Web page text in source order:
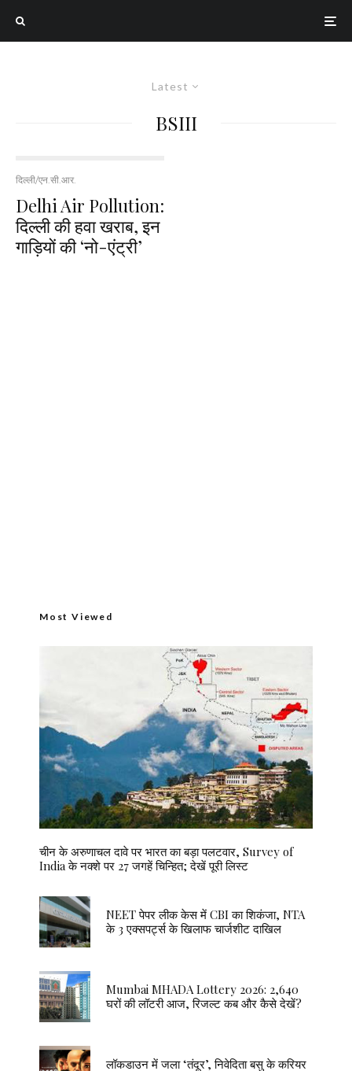
Latest
BSIII
दिल्ली/एन.सी.आर.
Delhi Air Pollution:
दिल्ली की हवा खराब, इन
गाड़ियों की ‘नो-एंट्री’
Most Viewed
चीन के अरुणाचल दावे पर भारत का बड़ा पलटवार, Survey of
India के नक्शे पर 27 जगहें चिन्हित; देखें पूरी लिस्ट
NEET पेपर लीक केस में CBI का शिकंजा, NTA
के 3 एक्सपर्ट्स के खिलाफ चार्जशीट दाखिल
Mumbai MHADA Lottery 2026: 2,640
घरों की लॉटरी आज, रिजल्ट कब और कैसे देखें?
लॉकडाउन में जला ‘तंदूर’, निवेदिता बसु के करियर